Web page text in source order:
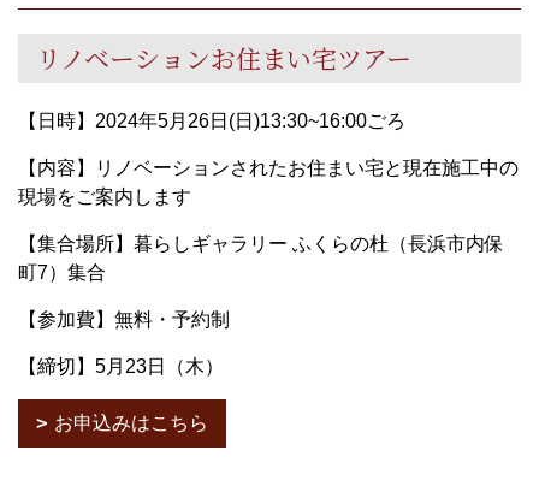
リノベーションお住まい宅ツアー
【日時】2024年5月26日(日)13:30~16:00ごろ
【内容】リノベーションされたお住まい宅と現在施工中の
現場をご案内します
【集合場所】暮らしギャラリー ふくらの杜（長浜市内保
町7）集合
【参加費】無料・予約制
【締切】5月23日（木）
お申込みはこちら